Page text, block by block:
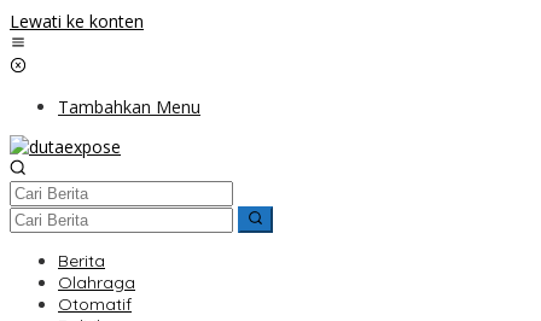
Lewati ke konten
Tambahkan Menu
Berita
Olahraga
Otomatif